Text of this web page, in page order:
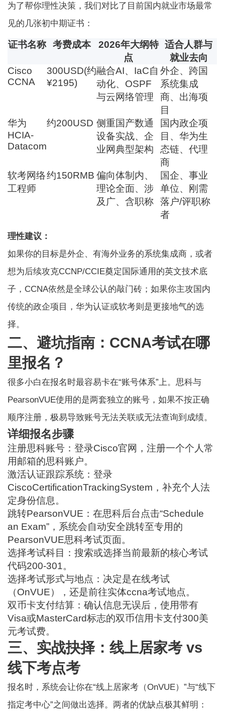
为了帮你理性决策，我们对比了目前国内就业市场最常
见的几张初中期证书：
证书名称 考费成本
2026年大纲特
点
适合人群与
就业去向
Cisco
CCNA
300USD(约
¥2195)
融合AI、IaC自
动化、OSPF
与云网络管理
外企、跨国
系统集成
商、出海项
目
华为
HCIA-
Datacom
约200USD 侧重国产数通
设备实战、企
业网典型架构
国内政企项
目、华为生
态链、代理
商
软考网络
工程师
约150RMB 偏向体制内、
理论全面、涉
及广、含职称
国企、事业
单位、刚需
落户/评职称
者
理性建议：
如果你的目标是外企、有海外业务的系统集成商，或者
想为后续攻克CCNP/CCIE奠定国际通用的英文技术底
子，CCNA依然是全球公认的敲门砖；如果你主攻国内
传统的政企项目，华为认证或软考则是更接地气的选
择。
二、避坑指南：CCNA考试在哪
里报名？
很多小白在报名时最容易卡在“账号体系”上。思科与
PearsonVUE使用的是两套独立的账号，如果不按正确
顺序注册，极易导致账号无法关联或无法查询到成绩。
详细报名步骤
注册思科账号：登录Cisco官网，注册一个个人常
用邮箱的思科账户。
激活认证跟踪系统：登录
CiscoCertificationTrackingSystem，补充个人法
定身份信息。
跳转PearsonVUE：在思科后台点击“Schedule
an Exam”，系统会自动安全跳转至专用的
PearsonVUE思科考试页面。
选择考试科目：搜索或选择当前最新的核心考试
代码200-301。
选择考试形式与地点：决定是在线考试
（OnVUE），还是前往实体ccna考试地点。
双币卡支付结算：确认信息无误后，使用带有
Visa或MasterCard标志的双币信用卡支付300美
元考试费。
三、实战抉择：线上居家考 vs
线下考点考
报名时，系统会让你在“线上居家考（OnVUE）”与“线下
指定考中心”之间做出选择。两者的优缺点极其鲜明：